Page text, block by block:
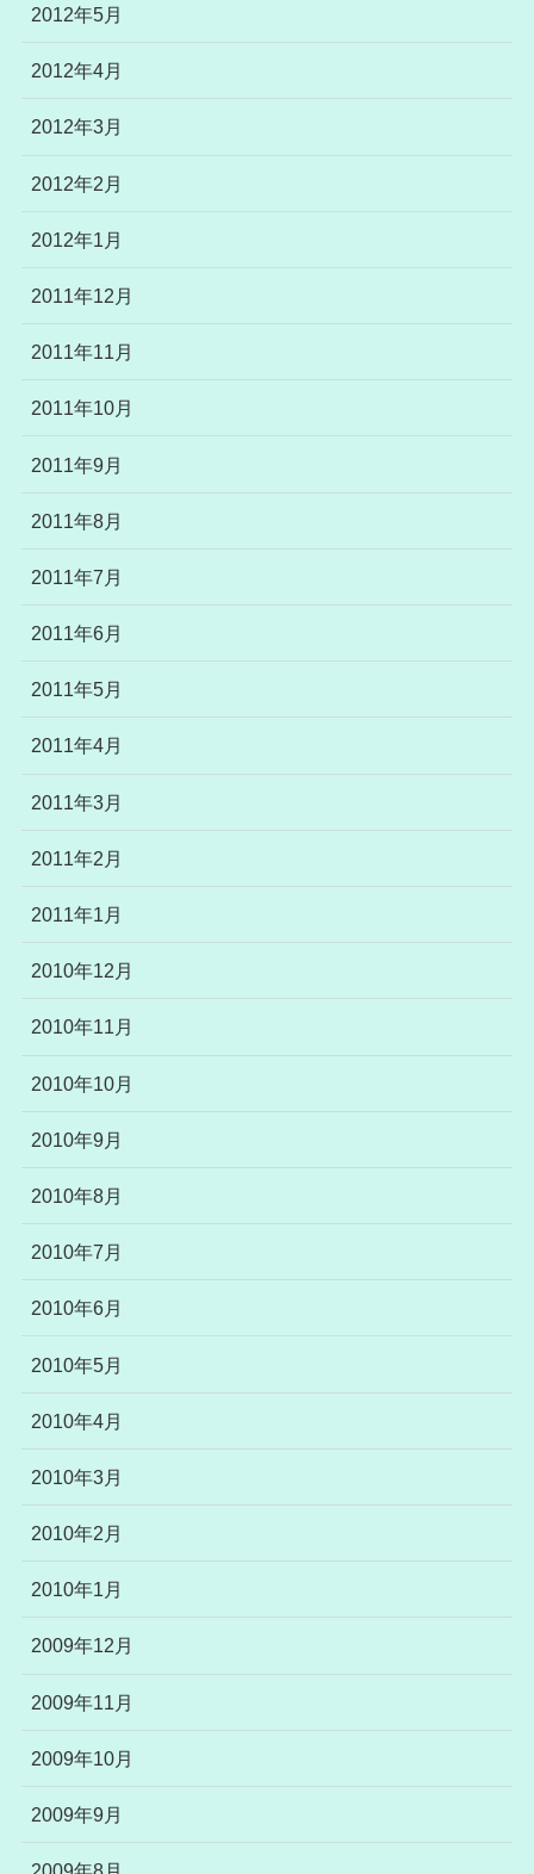
2012年5月
2012年4月
2012年3月
2012年2月
2012年1月
2011年12月
2011年11月
2011年10月
2011年9月
2011年8月
2011年7月
2011年6月
2011年5月
2011年4月
2011年3月
2011年2月
2011年1月
2010年12月
2010年11月
2010年10月
2010年9月
2010年8月
2010年7月
2010年6月
2010年5月
2010年4月
2010年3月
2010年2月
2010年1月
2009年12月
2009年11月
2009年10月
2009年9月